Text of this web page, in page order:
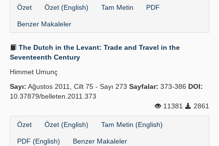
Özet Özet (English) Tam Metin PDF
Benzer Makaleler
The Dutch in the Levant: Trade and Travel in the
Seventeenth Century
Himmet Umunç
Sayı: Ağustos 2011, Cilt 75 - Sayı 273 Sayfalar: 373-386 DOI:
10.37879/belleten.2011.373
11381
2861
Özet Özet (English) Tam Metin (English)
PDF (English) Benzer Makaleler